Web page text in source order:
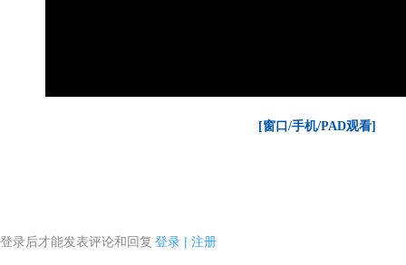
[窗口/手机/PAD观看]
登录后才能发表评论和回复 登录 | 注册